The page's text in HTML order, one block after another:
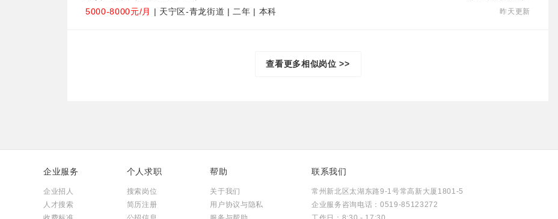
昨天更新
5000-8000元/月 | 天宁区-青龙街道 | 二年 | 本科
查看更多相似岗位 >>
企业服务
企业招人
人才搜索
个人求职
搜索岗位
简历注册
帮助
关于我们
用户协议与隐私
联系我们
常州新北区太湖东路9-1号常高新大厦1801-5
企业服务咨询电话：0519-85123272